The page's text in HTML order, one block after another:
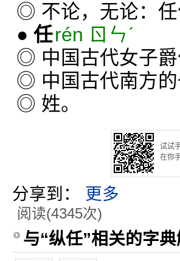
◎ 不论，无论：
● 任rén ㄖㄣˊ
◎ 中国古代女子爵
◎ 中国古代南方
◎ 姓。
试试
在你
分享到： 更多
阅读(4345次)
与“纵任”相关的字